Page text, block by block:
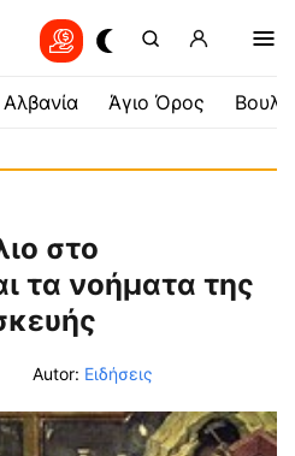
Αλβανία Άγιο Όρος
στο
τα νοήματα της
Autor: Ειδήσεις